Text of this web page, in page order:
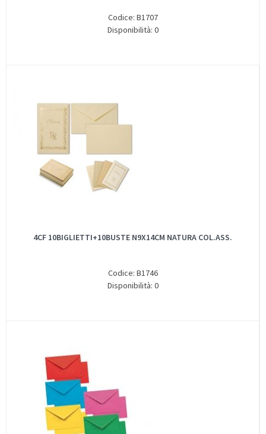
Codice: B1707
Disponibilità: 0
4CF 10BIGLIETTI+10BUSTE N9X14CM NATURA COL.ASS.
Codice: B1746
Disponibilità: 0